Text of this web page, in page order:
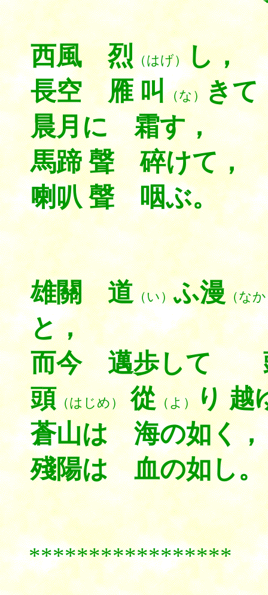
西風 烈（はげ）し，
長空 雁 叫（な）き
晨月に 霜す，
馬蹄 聲 碎けて，
喇叭 聲 咽ぶ。
雄關 道（い）ふ漫（な
と，
而今 邁歩して
頭（はじめ）從（よ）り 越
蒼山は 海の如く，
殘陽は 血の如し。
*****************